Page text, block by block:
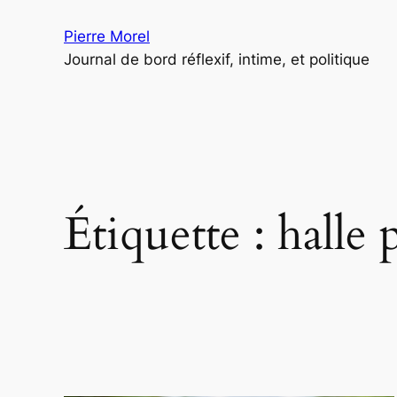
Pierre Morel
Journal de bord réflexif, intime, et politique
Étiquette : halle